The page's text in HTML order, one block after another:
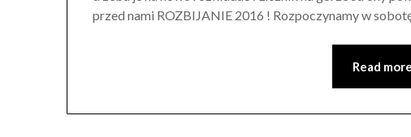
przed nami ROZBIJANIE 2016 ! Rozpoczynamy w
Read more